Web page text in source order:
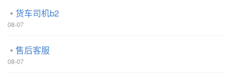
货车司机b2
08-07
售后客服
08-07